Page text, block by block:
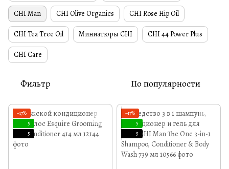
CHI Man CHI Olive Organics CHI Rose Hip Oil
CHI Tea Tree Oil Миниатюры CHI CHI 44 Power Plus
CHI Care
Фильтр По популярности
−17%
5
5
−17%
5
5